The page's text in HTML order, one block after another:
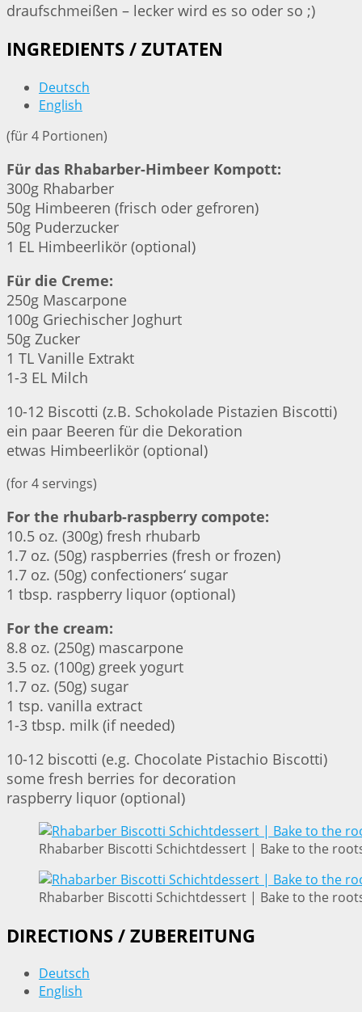
draufschmeißen – lecker wird es so oder so ;)
INGREDIENTS / ZUTATEN
Deutsch
English
(für 4 Portionen)
Für das Rhabarber-Himbeer Kompott:
300g Rhabarber
50g Himbeeren (frisch oder gefroren)
50g Puderzucker
1 EL Himbeerlikör (optional)
Für die Creme:
250g Mascarpone
100g Griechischer Joghurt
50g Zucker
1 TL Vanille Extrakt
1-3 EL Milch
10-12 Biscotti (z.B. Schokolade Pistazien Biscotti)
ein paar Beeren für die Dekoration
etwas Himbeerlikör (optional)
(for 4 servings)
For the rhubarb-raspberry compote:
10.5 oz. (300g) fresh rhubarb
1.7 oz. (50g) raspberries (fresh or frozen)
1.7 oz. (50g) confectioners‘ sugar
1 tbsp. raspberry liquor (optional)
For the cream:
8.8 oz. (250g) mascarpone
3.5 oz. (100g) greek yogurt
1.7 oz. (50g) sugar
1 tsp. vanilla extract
1-3 tbsp. milk (if needed)
10-12 biscotti (e.g. Chocolate Pistachio Biscotti)
some fresh berries for decoration
raspberry liquor (optional)
Rhabarber Biscotti Schichtdessert | Bake to the
Rhabarber Biscotti Schichtdessert | Bake to the
DIRECTIONS / ZUBEREITUNG
Deutsch
English